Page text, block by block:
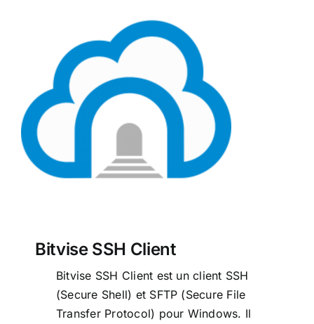
Bitvise SSH Client
Bitvise SSH Client
Bitvise SSH Client est un client SSH
(Secure Shell) et SFTP (Secure File
Transfer Protocol) pour Windows. Il